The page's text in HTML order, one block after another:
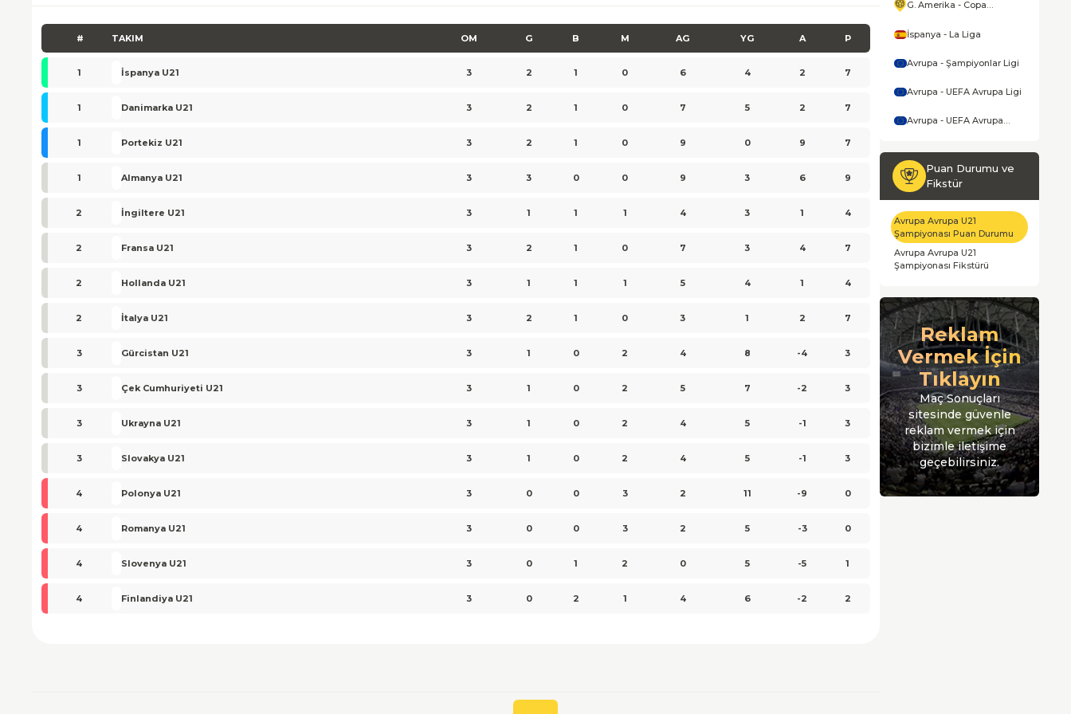
# TAKIM OM G B M AG YG A P
1 İspanya U21 3 2 1 0 6 4 2 7
1 Danimarka U21 3 2 1 0 7 5 2 7
1 Portekiz U21 3 2 1 0 9 0 9 7
1 Almanya U21 3 3 0 0 9 3 6 9
2 İngiltere U21 3 1 1 1 4 3 1 4
2 Fransa U21 3 2 1 0 7 3 4 7
2 Hollanda U21 3 1 1 1 5 4 1 4
2 İtalya U21 3 2 1 0 3 1 2 7
3 Gürcistan U21 3 1 0 2 4 8 -4 3
3 Çek Cumhuriyeti U21 3 1 0 2 5 7 -2 3
3 Ukrayna U21 3 1 0 2 4 5 -1 3
3 Slovakya U21 3 1 0 2 4 5 -1 3
4 Polonya U21 3 0 0 3 2 11 -9 0
4 Romanya U21 3 0 0 3 2 5 -3 0
4 Slovenya U21 3 0 1 2 0 5 -5 1
4 Finlandiya U21 3 0 2 1 4 6 -2 2
G. Amerika - Copa
İspanya - La Liga
Avrupa - Şampiyonlar Ligi
Avrupa - UEFA Avrupa Ligi
Avrupa - UEFA Avrupa
Puan Durumu ve
Fikstür
Avrupa Avrupa U21
Şampiyonası Puan Durumu
Avrupa Avrupa U21
Şampiyonası Fikstürü
Reklam
Vermek İçin
Tıklayın
Maç Sonuçları
sitesinde güvenle
reklam vermek için
bizimle iletişime
geçebilirsiniz.